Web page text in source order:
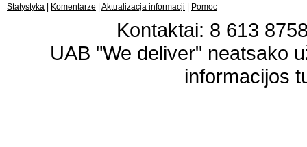
Statystyka Komentarze Aktualizacja informacji Pomoc
Kontaktai: 8 613
UAB "We deliver" neatsako
informacijos